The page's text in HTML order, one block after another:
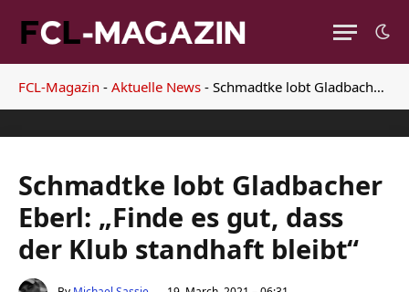
FCL-Magazin - Aktuelle News - Schmadtke lobt Gladbacher Eberl: „Finde es gut, dass der Klub standhaft bleibt“
Schmadtke lobt Gladbacher
Eberl: „Finde es gut, dass
der Klub standhaft bleibt“